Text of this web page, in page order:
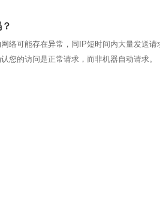
络可能存在异常，同IP短时间内大量发送
您的访问是正常请求，而非机器自动请求。